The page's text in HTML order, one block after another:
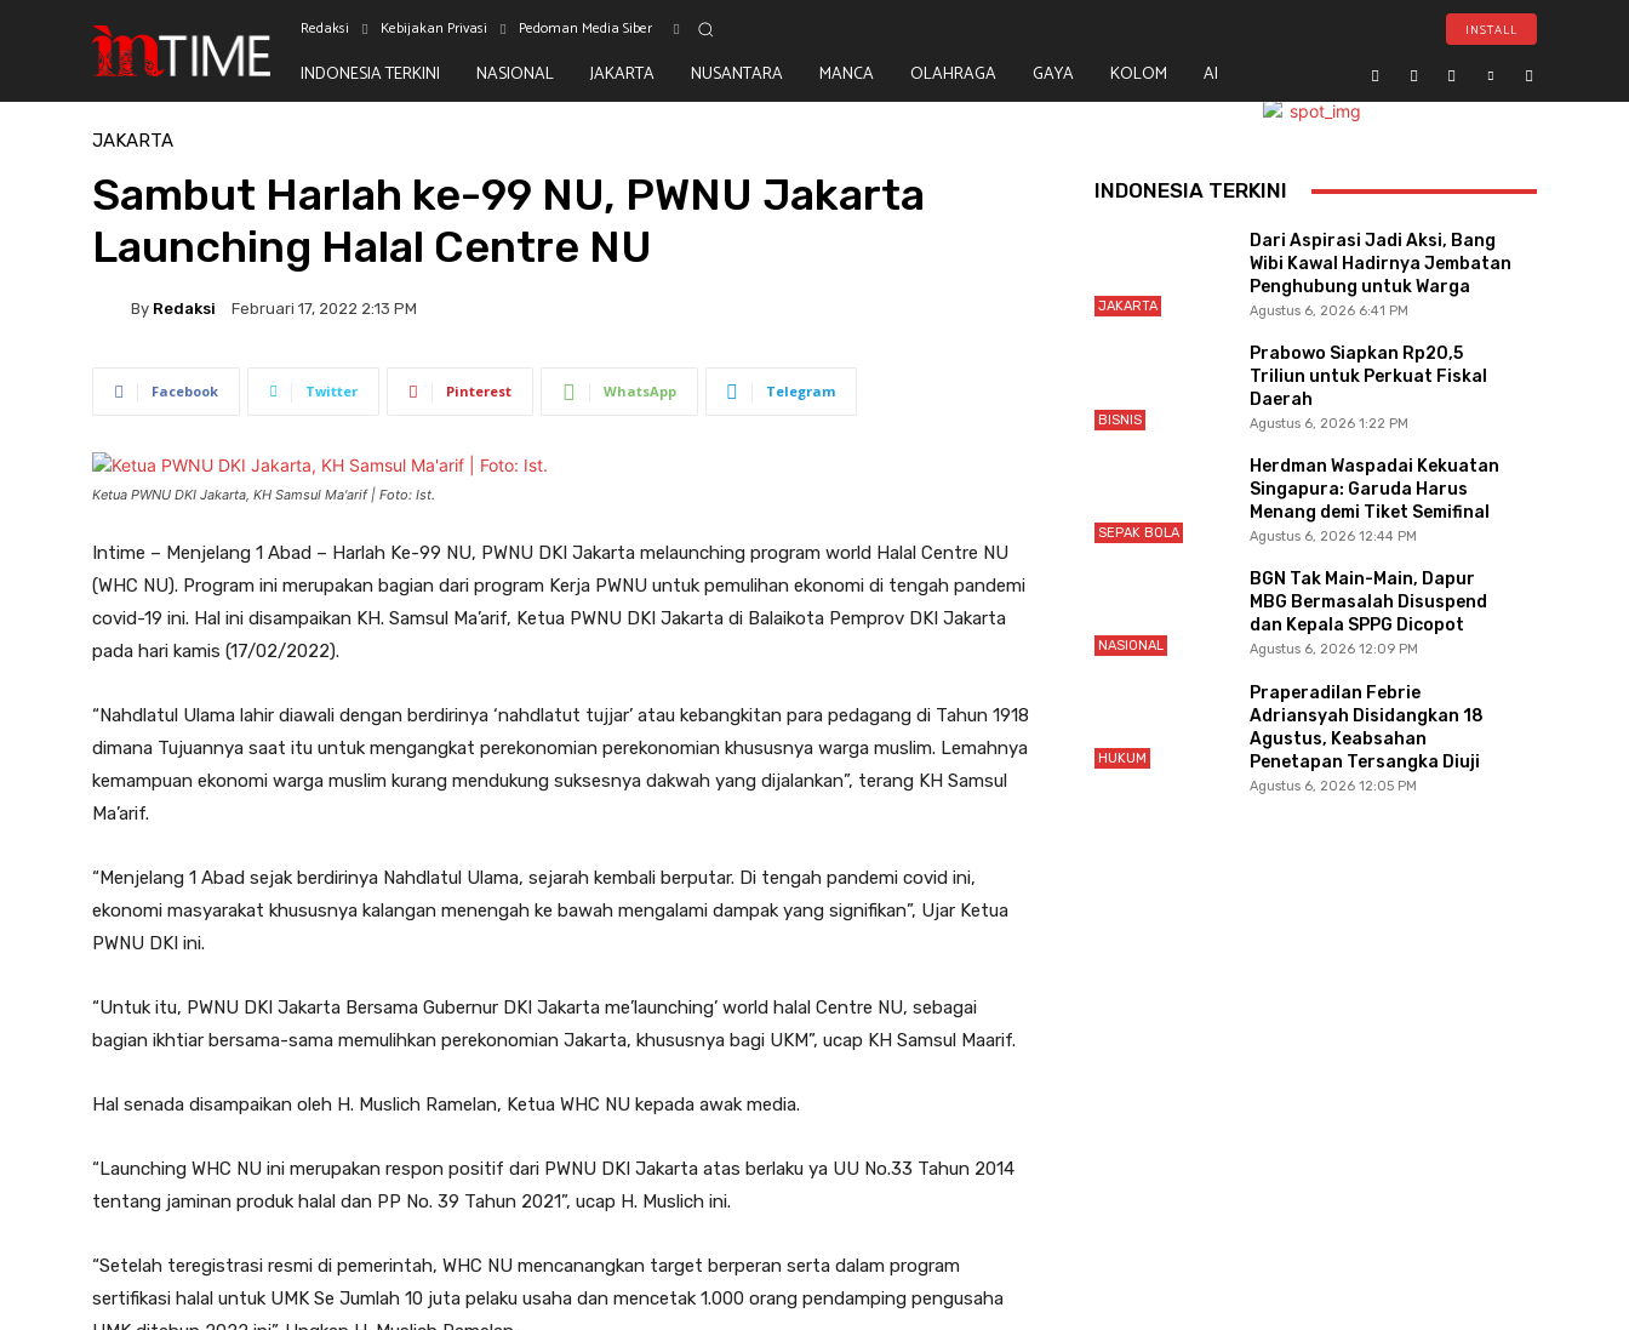
Redaksi Kebijakan Privasi Pedoman Media Siber INSTALL
INDONESIA TERKINI NASIONAL JAKARTA NUSANTARA MANCA OLAHRAGA GAYA KOLOM AI
Beranda Jakarta
JAKARTA
Sambut Harlah ke-99 NU, PWNU Jakarta
Launching Halal Centre NU
By Redaksi Februari 17, 2022 2:13 PM
Facebook Twitter Pinterest WhatsApp Telegram
Ketua PWNU DKI Jakarta, KH Samsul Ma'arif | Foto: Ist.
Intime – Menjelang 1 Abad – Harlah Ke-99 NU, PWNU DKI Jakarta melaunching program world Halal Centre NU
(WHC NU). Program ini merupakan bagian dari program Kerja PWNU untuk pemulihan ekonomi di tengah pandemi
covid-19 ini. Hal ini disampaikan KH. Samsul Ma’arif, Ketua PWNU DKI Jakarta di Balaikota Pemprov DKI Jakarta
pada hari kamis (17/02/2022).
“Nahdlatul Ulama lahir diawali dengan berdirinya ‘nahdlatut tujjar’ atau kebangkitan para pedagang di Tahun 1918
dimana Tujuannya saat itu untuk mengangkat perekonomian perekonomian khususnya warga muslim. Lemahnya
kemampuan ekonomi warga muslim kurang mendukung suksesnya dakwah yang dijalankan”, terang KH Samsul
Ma’arif.
“Menjelang 1 Abad sejak berdirinya Nahdlatul Ulama, sejarah kembali berputar. Di tengah pandemi covid ini,
ekonomi masyarakat khususnya kalangan menengah ke bawah mengalami dampak yang signifikan”, Ujar Ketua
PWNU DKI ini.
“Untuk itu, PWNU DKI Jakarta Bersama Gubernur DKI Jakarta me’launching’ world halal Centre NU, sebagai
bagian ikhtiar bersama-sama memulihkan perekonomian Jakarta, khususnya bagi UKM”, ucap KH Samsul Maarif.
Hal senada disampaikan oleh H. Muslich Ramelan, Ketua WHC NU kepada awak media.
“Launching WHC NU ini merupakan respon positif dari PWNU DKI Jakarta atas berlaku ya UU No.33 Tahun 2014
tentang jaminan produk halal dan PP No. 39 Tahun 2021”, ucap H. Muslich ini.
“Setelah teregistrasi resmi di pemerintah, WHC NU mencanangkan target berperan serta dalam program
sertifikasi halal untuk UMK Se Jumlah 10 juta pelaku usaha dan mencetak 1.000 orang pendamping pengusaha
INDONESIA TERKINI
JAKARTA
Dari Aspirasi Jadi Aksi, Bang
Wibi Kawal Hadirnya Jembatan
Penghubung untuk Warga
Agustus 6, 2026 6:41 PM
BISNIS
Prabowo Siapkan Rp20,5
Triliun untuk Perkuat Fiskal
Daerah
Agustus 6, 2026 1:22 PM
SEPAK BOLA
Herdman Waspadai Kekuatan
Singapura: Garuda Harus
Menang demi Tiket Semifinal
Agustus 6, 2026 12:44 PM
NASIONAL
BGN Tak Main-Main, Dapur
MBG Bermasalah Disuspend
dan Kepala SPPG Dicopot
Agustus 6, 2026 12:09 PM
HUKUM
Praperadilan Febrie
Adriansyah Disidangkan 18
Agustus, Keabsahan
Penetapan Tersangka Diuji
Agustus 6, 2026 12:05 PM